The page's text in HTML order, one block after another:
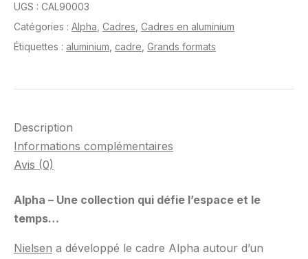
UGS : CAL90003
Catégories : Alpha Cadres Cadres en aluminium
Étiquettes : aluminium cadre Grands formats
Description
Informations complémentaires
Avis (0)
Alpha – Une collection qui défie l’espace et le
temps…
Nielsen a développé le cadre Alpha autour d’un